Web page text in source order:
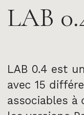
LAB
LAB 0.4 est
avec 15
associables à